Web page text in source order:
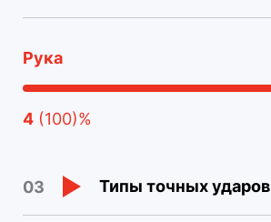
Рука
4 (100)%
03 Типы точных ударов